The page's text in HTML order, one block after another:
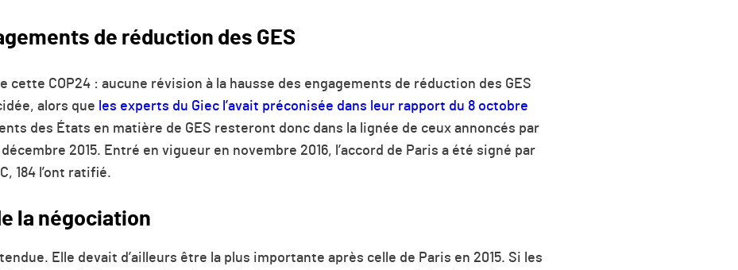
de réduction des GES
cette COP24 : aucune révision à la hausse des engagements de réduction des GES
alors que les experts du Giec l’avait préconisée dans leur rapport du 8 octobre
des États en matière de GES resteront donc dans la lignée de ceux annoncés par
2015. Entré en vigueur en novembre 2016, l’accord de Paris a été signé par
184 l’ont ratifié.
la négociation
Elle devait d’ailleurs être la plus importante après celle de Paris en 2015. Si les